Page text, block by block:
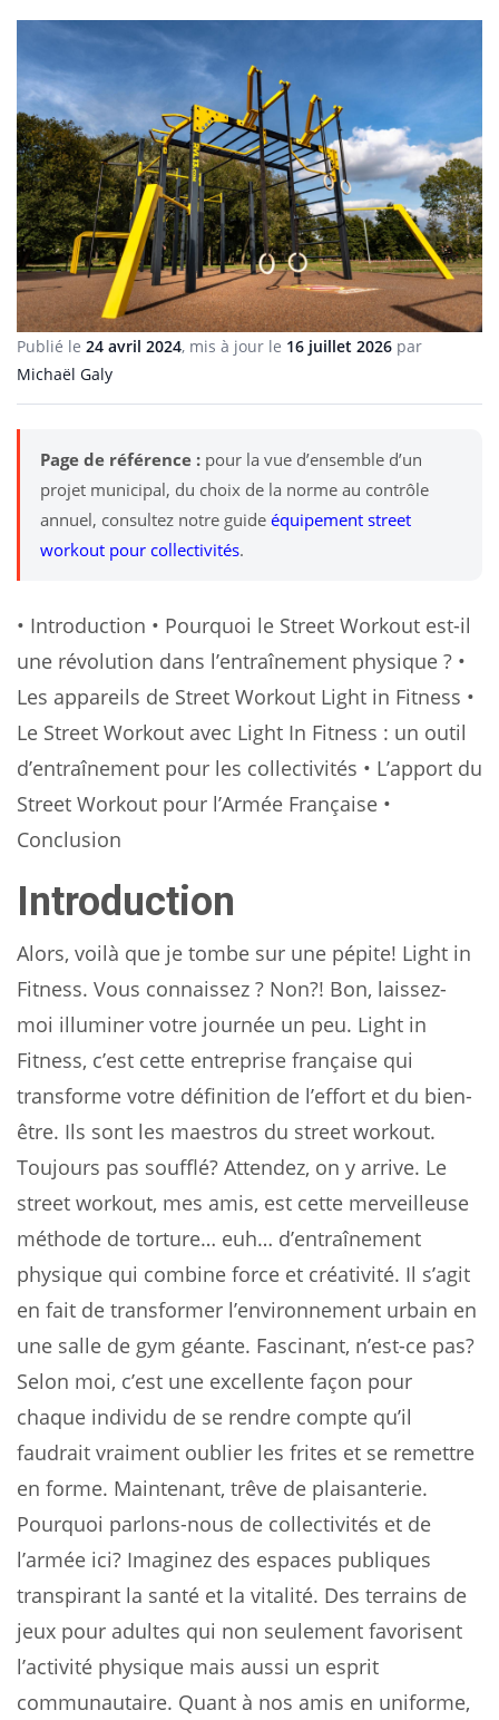
Publié le 24 avril 2024, mis à jour le 16 juillet 2026 par
Michaël Galy
Page de référence : pour la vue d’ensemble d’un
projet municipal, du choix de la norme au contrôle
annuel, consultez notre guide équipement street
workout pour collectivités.
• Introduction • Pourquoi le Street Workout est-il
une révolution dans l’entraînement physique ? •
Les appareils de Street Workout Light in Fitness •
Le Street Workout avec Light In Fitness : un outil
d’entraînement pour les collectivités • L’apport du
Street Workout pour l’Armée Française •
Conclusion
Introduction
Alors, voilà que je tombe sur une pépite! Light in
Fitness. Vous connaissez ? Non?! Bon, laissez-
moi illuminer votre journée un peu. Light in
Fitness, c’est cette entreprise française qui
transforme votre définition de l’effort et du bien-
être. Ils sont les maestros du street workout.
Toujours pas soufflé? Attendez, on y arrive. Le
street workout, mes amis, est cette merveilleuse
méthode de torture… euh… d’entraînement
physique qui combine force et créativité. Il s’agit
en fait de transformer l’environnement urbain en
une salle de gym géante. Fascinant, n’est-ce pas?
Selon moi, c’est une excellente façon pour
chaque individu de se rendre compte qu’il
faudrait vraiment oublier les frites et se remettre
en forme. Maintenant, trêve de plaisanterie.
Pourquoi parlons-nous de collectivités et de
l’armée ici? Imaginez des espaces publiques
transpirant la santé et la vitalité. Des terrains de
jeux pour adultes qui non seulement favorisent
l’activité physique mais aussi un esprit
communautaire. Quant à nos amis en uniforme,